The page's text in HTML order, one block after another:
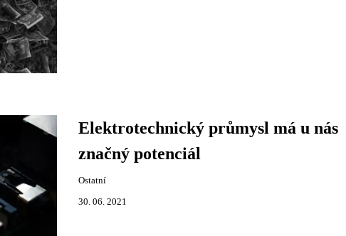
Elektrotechnický průmysl má u nás
značný potenciál
Ostatní
30. 06. 2021